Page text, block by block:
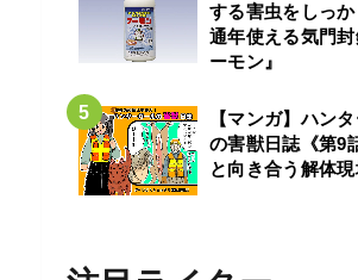
する害虫をしっか
通年使える気門
ーモン』
【マンガ】ハン
の害獣日誌《第9
と向き合う解体